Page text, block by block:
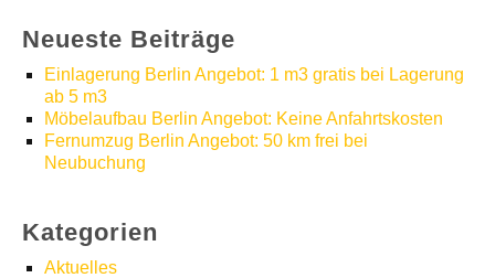
Neueste Beiträge
Einlagerung Berlin Angebot: 1 m3 gratis bei Lagerung
ab 5 m3
Möbelaufbau Berlin Angebot: Keine Anfahrtskosten
Fernumzug Berlin Angebot: 50 km frei bei
Neubuchung
Kategorien
Aktuelles